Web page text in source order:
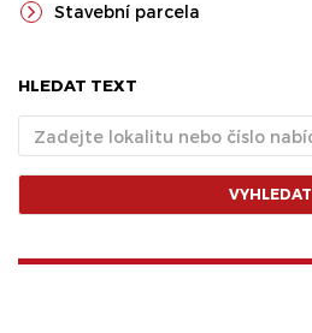
Stavební parcela
HLEDAT TEXT
VYHLEDAT